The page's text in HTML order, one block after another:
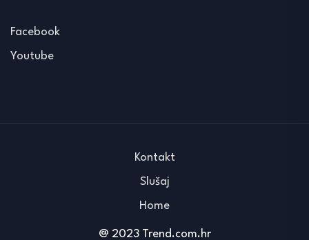
Facebook
Youtube
@ 2023 Trend.com.hr
Kontakt
Slušaj
Home